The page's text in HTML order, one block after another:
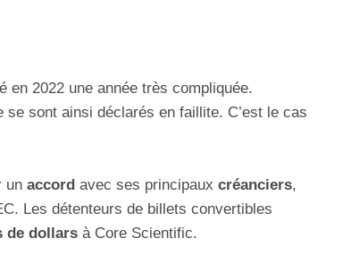
en 2022 une année très compliquée.
sont ainsi déclarés en faillite. C’est le cas
un accord avec ses principaux créanciers,
Les détenteurs de billets convertibles
de dollars à Core Scientific.